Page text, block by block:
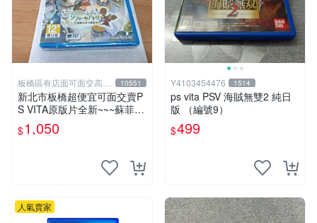
板橋區有店面可面交高價
回收電玩
10551
新北市板橋超便宜可面交賣P
S VITA原版片全新~~~蘇菲的
鍊金工房 不可思議之書的鍊
金術士~~~便宜賣
$1,050
Y4103454476 1514
ps vita PSV 海賊無雙2 純日
版 （編號9）
$499
人氣賣家